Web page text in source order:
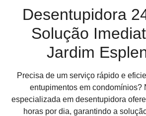
Desentupidora
Solução
Jardim
Precisa de um serviço rápido e
entupimentos em condomínios?
especializada em desentupidora
horas por dia, garantindo a